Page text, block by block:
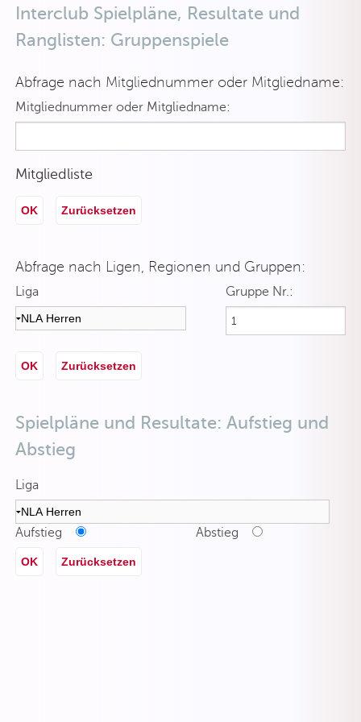
Interclub Spielpläne, Resultate und
Ranglisten: Gruppenspiele
Abfrage nach Mitgliednummer oder Mitgliedname:
Mitgliednummer oder Mitgliedname:
Mitgliedliste
OK Zurücksetzen
Abfrage nach Ligen, Regionen und Gruppen:
Liga Gruppe Nr.:
OK Zurücksetzen
Spielpläne und Resultate: Aufstieg und
Abstieg
Liga
Aufstieg Abstieg
OK Zurücksetzen